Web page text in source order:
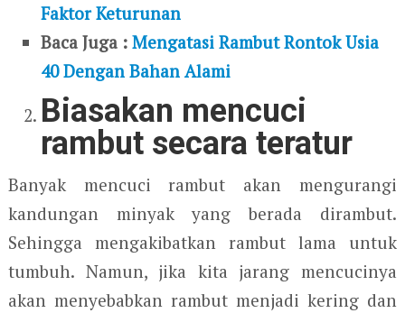
Faktor Keturunan
Baca Juga :Mengatasi Rambut Rontok Usia
40 Dengan Bahan Alami
Biasakan mencuci
rambut secara teratur
Banyak mencuci rambut akan mengurangi
kandungan minyak yang berada dirambut.
Sehingga mengakibatkan rambut lama untuk
tumbuh. Namun, jika kita jarang mencucinya
akan menyebabkan rambut menjadi kering dan